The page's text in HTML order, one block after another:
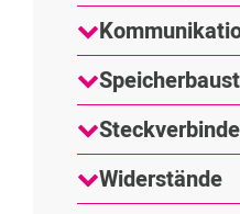
Widerstände